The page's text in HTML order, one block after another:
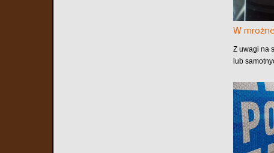
W
Z uwagi na
lub